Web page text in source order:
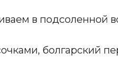
в подсоленной
болгарский